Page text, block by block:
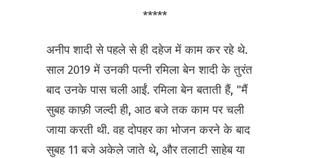
*****
अनीप शादी से पहले से ही दहेज में काम कर रहे थे.
साल 2019 में उनकी पत्नी रमिला बेन शादी के तुरंत
बाद उनके पास चली आईं. रमिला बेन बताती हैं, "मैं
सुबह काफ़ी जल्दी ही, आठ बजे तक काम पर चली
जाया करती थी. वह दोपहर का भोजन करने के बाद
सुबह 11 बजे अकेले जाते थे, और तलाटी साहेब या